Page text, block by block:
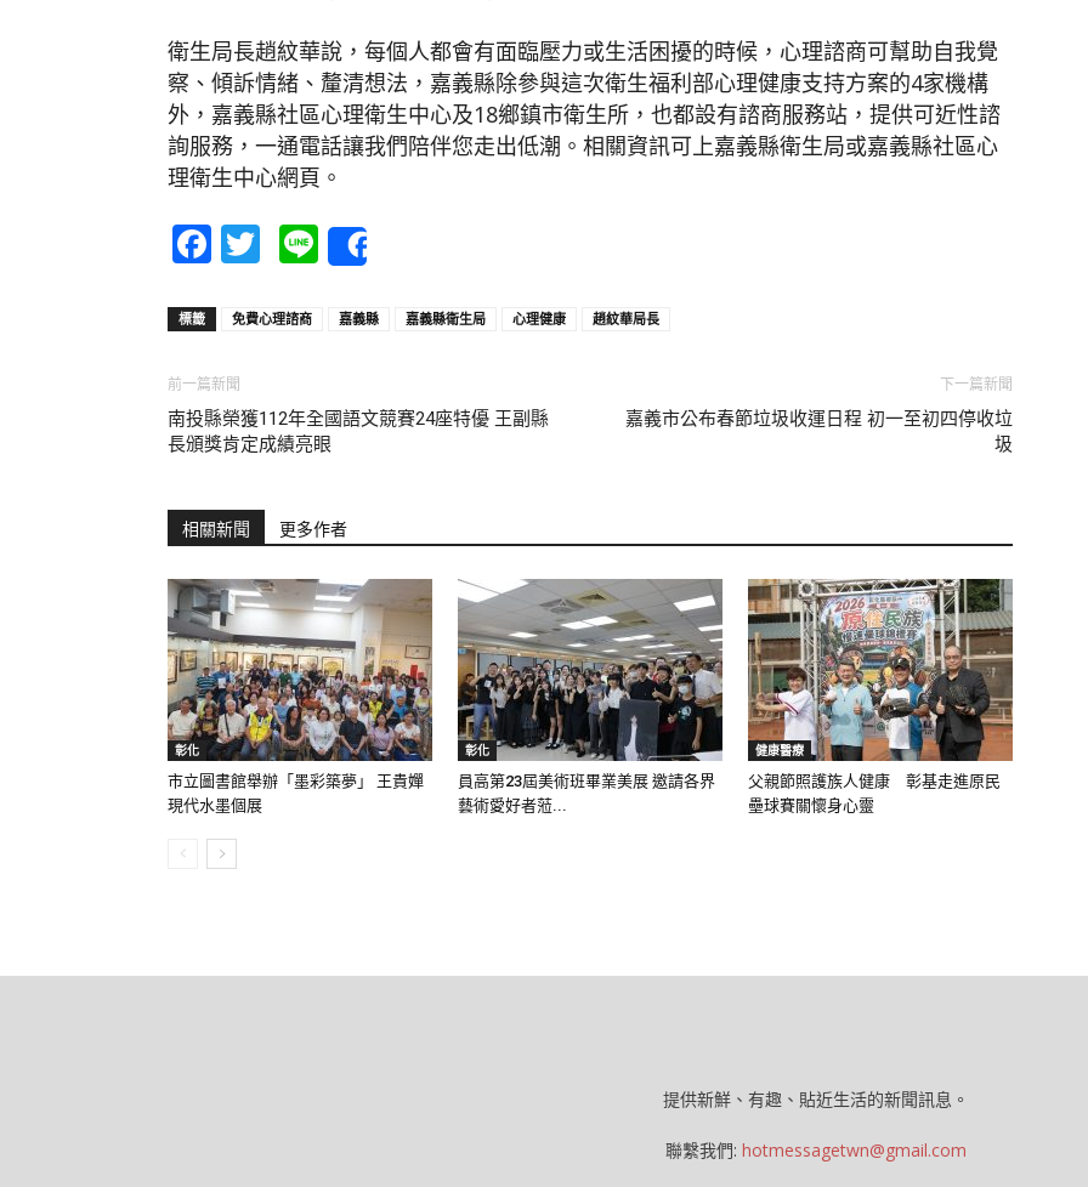
衛生局長趙紋華說，每個人都會有面臨壓力或生活困擾的時候，心理諮商可幫助自我覺
察、傾訴情緒、釐清想法，嘉義縣除參與這次衛生福利部心理健康支持方案的4家機構
外，嘉義縣社區心理衛生中心及18鄉鎮市衛生所，也都設有諮商服務站，提供可近性諮
詢服務，一通電話讓我們陪伴您走出低潮。相關資訊可上嘉義縣衛生局或嘉義縣社區心
理衛生中心網頁。
Facebook
Twitter
Line
標籤 免費心理諮商 嘉義縣 嘉義縣衛生局 心理健康 趙紋華局長
前一篇新聞
南投縣榮獲112年全國語文競賽24座特優 王副縣
長頒獎肯定成績亮眼
下一篇新聞
嘉義市公布春節垃圾收運日程 初一至初四停收垃
圾
相關新聞 更多作者
彰化
市立圖書館舉辦「墨彩築夢」 王貴嬋
現代水墨個展
彰化
員高第23屆美術班畢業美展 邀請各界
藝術愛好者蒞...
健康醫療
父親節照護族人健康 彰基走進原民
壘球賽關懷身心靈
提供新鮮、有趣、貼近生活的新聞訊息。
聯繫我們: hotmessagetwn@gmail.com